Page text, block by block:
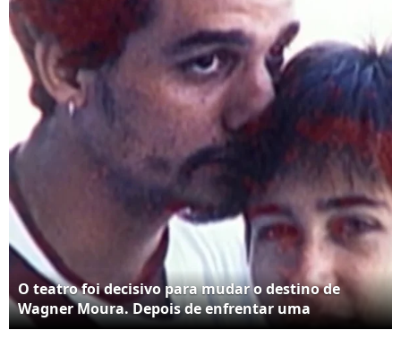
construir vínculos
verdadeiros e
encontrar equilíbrio
interior.
em inglês e afirmou
que a experiência nos
Estados Unidos não o
intimidou, mas o
motivou ainda mais
O teatro foi decisivo para mudar o destino de
Wagner Moura. Depois de enfrentar uma
adolescência solitária e receber um apelido curioso